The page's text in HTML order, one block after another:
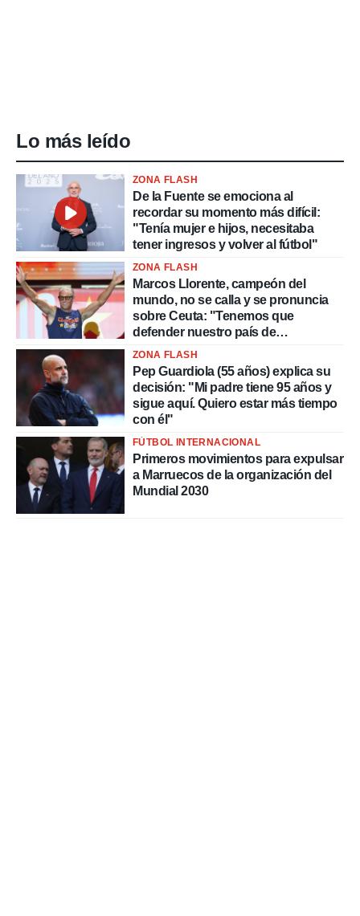
Lo más leído
ZONA FLASH
De la Fuente se emociona al
recordar su momento más difícil:
"Tenía mujer e hijos, necesitaba
tener ingresos y volver al fútbol"
ZONA FLASH
Marcos Llorente, campeón del
mundo, no se calla y se pronuncia
sobre Ceuta: "Tenemos que
defender nuestro país de
delincuentes"
ZONA FLASH
Pep Guardiola (55 años) explica su
decisión: "Mi padre tiene 95 años y
sigue aquí. Quiero estar más tiempo
con él"
FÚTBOL INTERNACIONAL
Primeros movimientos para expulsar
a Marruecos de la organización del
Mundial 2030